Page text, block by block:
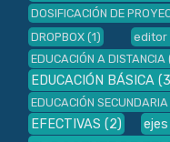
DOSIFICACIÓN DE
DROPBOX (1) editor
EDUCACIÓN A DISTANCIA
EDUCACIÓN BÁSICA
EDUCACIÓN SECUNDARIA
EFECTIVAS (2) ejes